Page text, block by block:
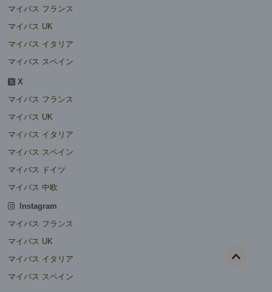
マイバス フランス
マイバス UK
マイバス イタリア
マイバス スペイン
X
マイバス フランス
マイバス UK
マイバス イタリア
マイバス スペイン
マイバス ドイツ
マイバス 中欧
Instagram
マイバス フランス
マイバス UK
マイバス イタリア
マイバス スペイン